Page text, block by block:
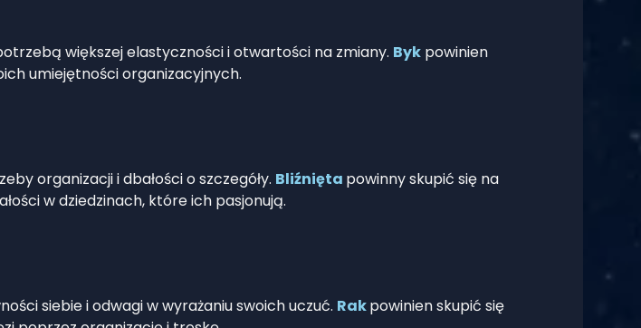
większej elastyczności i otwartości na zmiany. Byk powinien
umiejętności organizacyjnych.
organizacji i dbałości o szczegóły. Bliźnięta powinny skupić się na
w dziedzinach, które ich pasjonują.
siebie i odwagi w wyrażaniu swoich uczuć. Rakpowinien skupić się